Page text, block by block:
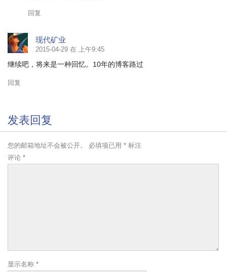
回复
现代矿业
2015-04-29 在 上午9:45
继续吧，将来是一种回忆。10年的博客路过
回复
发表回复
您的邮箱地址不会被公开。 必填项已用 * 标注
评论 *
显示名称 *